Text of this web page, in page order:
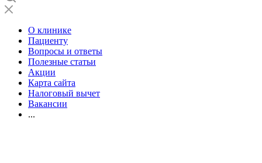
О клинике
Пациенту
Вопросы и ответы
Полезные статьи
Акции
Карта сайта
Налоговый вычет
Вакансии
...